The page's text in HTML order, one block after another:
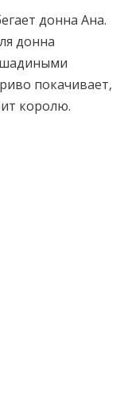
донна Ана.
донна
покачивает,
королю.